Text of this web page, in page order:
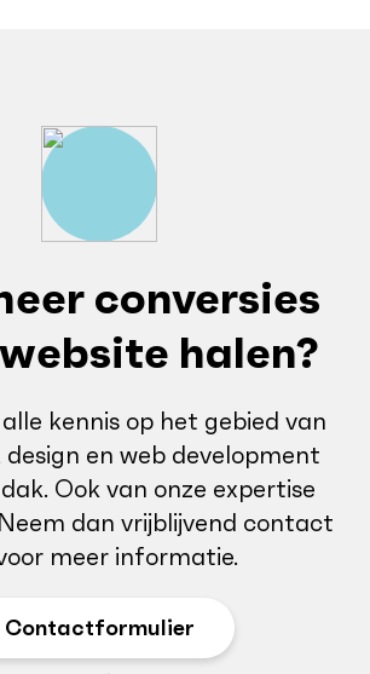
conversies
halen?
kennis op het gebied van
en web development
Ook van onze expertise
dan vrijblijvend contact
meer informatie.
Contactformulier